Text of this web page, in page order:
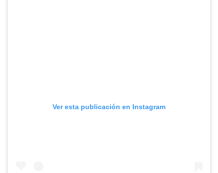
Ver esta publicación en Instagram